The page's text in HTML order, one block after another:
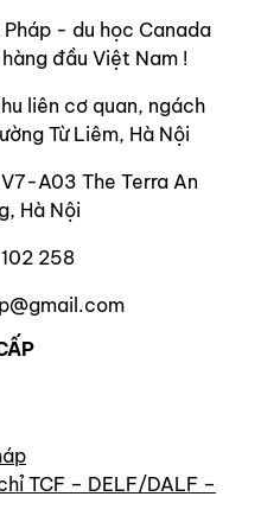
- du học Canada
đầu Việt Nam !
liên cơ quan, ngách
Từ Liêm, Hà Nội
A03 The Terra An
Hà Nội
258
TCF – DELF/DALF –